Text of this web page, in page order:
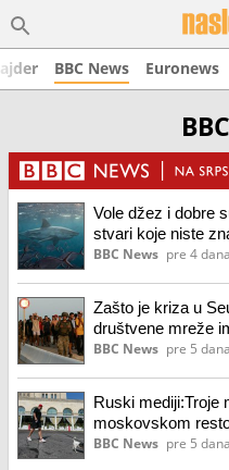
BBC News Euronews
Vole džez i dobre
stvari koje niste
BBC News pre 4 dana
Zašto je kriza u
društvene mreže
BBC News pre 5 dana
Ruski mediji:Troje
moskovskom
BBC News pre 5 dana